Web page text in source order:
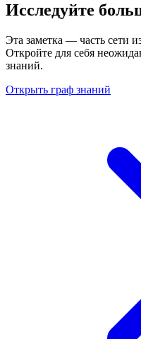
Исследуйте
Эта заметка — часть сети
Откройте для себя
знаний.
Открыть граф знаний